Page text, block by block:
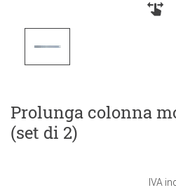
Prolunga colonna
(set di 2)
IVA